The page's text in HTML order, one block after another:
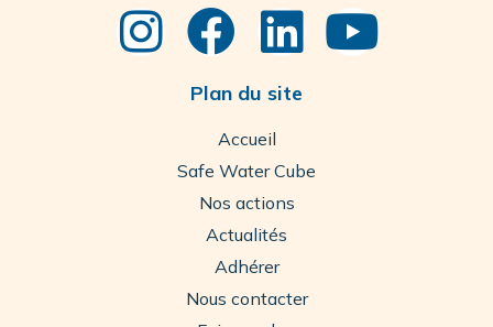
Plan du site
Accueil
Safe Water Cube
Nos actions
Actualités
Adhérer
Nous contacter